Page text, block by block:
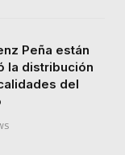
Peña están
la distribución
del